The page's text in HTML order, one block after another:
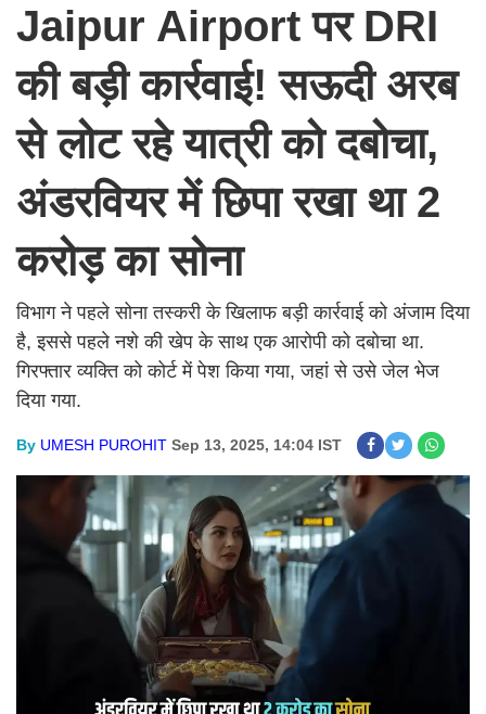
Jaipur Airport पर DRI
की बड़ी कार्रवाई! सऊदी अरब
से लोट रहे यात्री को दबोचा,
अंडरवियर में छिपा रखा था 2
करोड़ का सोना
विभाग ने पहले सोना तस्करी के खिलाफ बड़ी कार्रवाई को अंजाम दिया
है, इससे पहले नशे की खेप के साथ एक आरोपी को दबोचा था.
गिरफ्तार व्यक्ति को कोर्ट में पेश किया गया, जहां से उसे जेल भेज
दिया गया.
By UMESH PUROHIT Sep 13, 2025, 14:04 IST